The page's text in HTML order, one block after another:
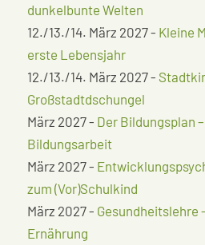
dunkelbunte Welten
12./13./14. März 2027 - Kleine
erste Lebensjahr
12./13./14. März 2027 -
Großstadtdschungel
März 2027 - Der Bildungsplan
Bildungsarbeit
März 2027 -
zum (Vor)Schulkind
März 2027 - Gesundheitslehre
Ernährung